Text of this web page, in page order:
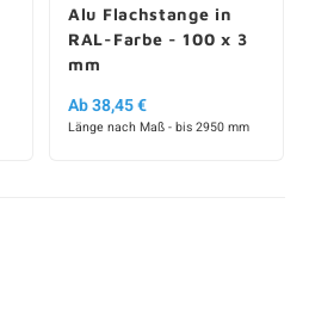
Alu Flachstange in
RAL-Farbe - 100 x 3
mm
Ab 38,45 €
Länge nach Maß - bis 2950 mm